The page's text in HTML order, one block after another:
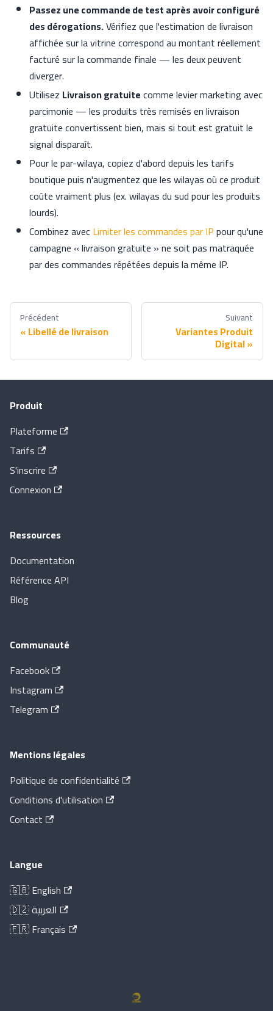
Passez une commande de test après avoir configuré
des dérogations.Vérifiez que l'estimation de livraison
affichée sur la vitrine correspond au montant réellement
facturé sur la commande finale — les deux peuvent
diverger.
Utilisez Livraison gratuitecomme levier marketing avec
parcimonie — les produits très remisés en livraison
gratuite convertissent bien, mais si tout est gratuit le
signal disparaît.
Pour le par-wilaya, copiez d'abord depuis les tarifs
boutique puis n'augmentez que les wilayas où ce produit
coûte vraiment plus (ex. wilayas du sud pour les produits
lourds).
Combinez avecLimiter les commandes par IPpour qu'une
campagne « livraison gratuite » ne soit pas matraquée
par des commandes répétées depuis la même IP.
Précédent
Libellé de livraison
Suivant
Variantes Produit
Digital
Produit
Plateforme
Tarifs
S'inscrire
Connexion
Ressources
Documentation
Référence API
Blog
Communauté
Facebook
Instagram
Telegram
Mentions légales
Politique de confidentialité
Conditions d'utilisation
Contact
Langue
🇬🇧 English
🇩🇿 العربية
🇫🇷 Français